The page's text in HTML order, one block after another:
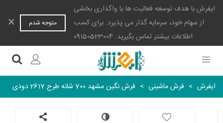
ایفرش با هدف توسعه فعالیت ها یا واگذاری بخشی
از سهام خود، سرمایه گذار می پذیرد. برای کسب
اطلاعات بیشتر تماس بگیرید. 09150523004
متوجه شدم ×
ایفرش > فرش ماشینی > فرش نگین مشهد 700 شانه طرح 2617 دودی